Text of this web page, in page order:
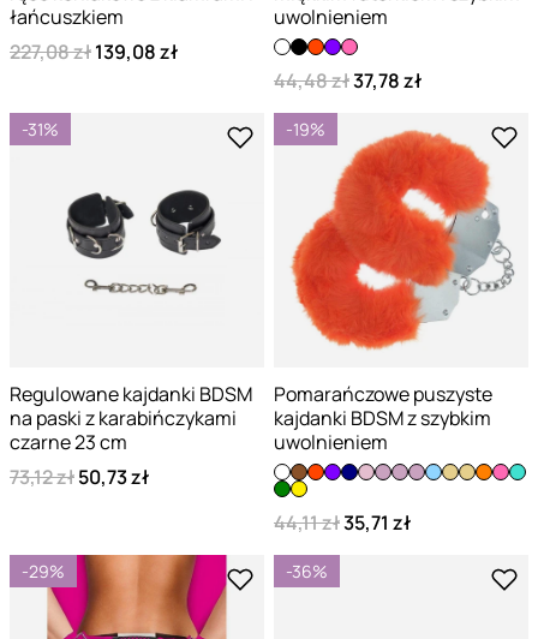
łańcuszkiem
227,08 zł139,08 zł
uwolnieniem
44,48 zł37,78 zł
-31%
Regulowane kajdanki BDSM
na paski z karabińczykami
czarne 23 cm
73,12 zł50,73 zł
-19%
Pomarańczowe puszyste
kajdanki BDSM z szybkim
uwolnieniem
44,11 zł35,71 zł
-29% -36%